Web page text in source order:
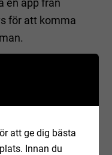
en app från
för att komma
Skolverket har
18 år, som
till både
att ge dig bästa
Innan du